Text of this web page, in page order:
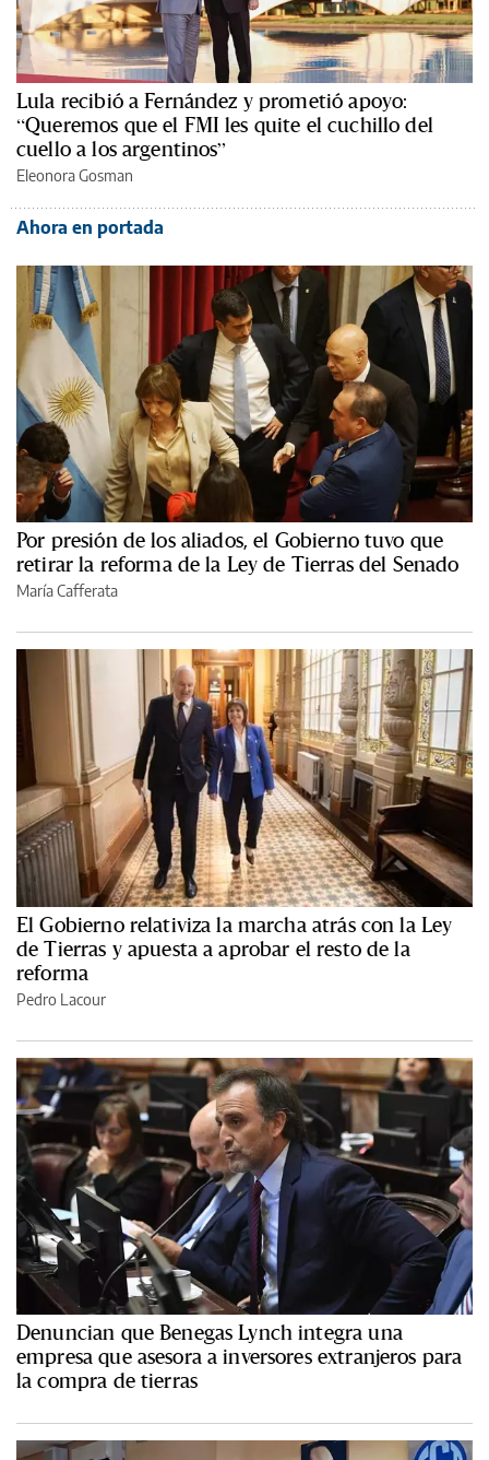
Lula recibió a Fernández y prometió apoyo:
“Queremos que el FMI les quite el cuchillo del
cuello a los argentinos”
Eleonora Gosman
Ahora en portada
Por presión de los aliados, el Gobierno tuvo que
retirar la reforma de la Ley de Tierras del Senado
María Cafferata
El Gobierno relativiza la marcha atrás con la Ley
de Tierras y apuesta a aprobar el resto de la
reforma
Pedro Lacour
Denuncian que Benegas Lynch integra una
empresa que asesora a inversores extranjeros para
la compra de tierras